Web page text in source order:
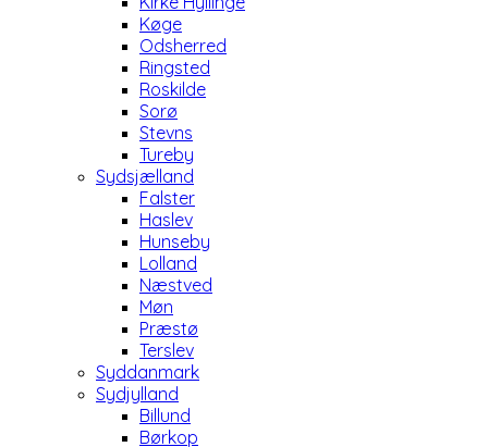
Køge
Odsherred
Ringsted
Roskilde
Sorø
Stevns
Tureby
Sydsjælland
Falster
Haslev
Hunseby
Lolland
Næstved
Møn
Præstø
Terslev
Syddanmark
Sydjylland
Billund
Børkop